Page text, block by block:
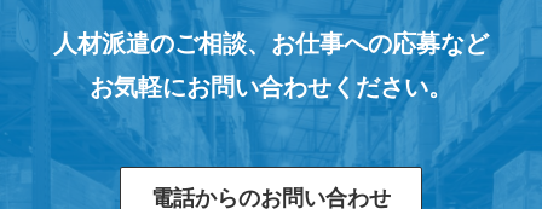
人材派遣のご相談、お仕事への応募など
お気軽にお問い合わせください。
電話からのお問い合わせ